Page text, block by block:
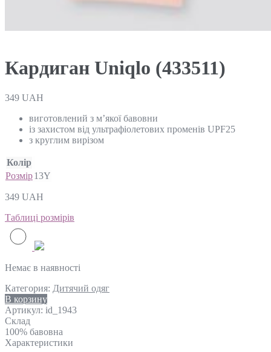
Кардиган Uniqlo (433511)
349 UAH
виготовлений з м’якої бавовни
із захистом від ультрафіолетових променів UPF25
з круглим вирізом
Колір
Розмір13Y
349 UAH
Таблиці розмірів
Немає в наявності
Категория: Дитячий одяг
В корзину
Артикул: id_1943
Склад
100% бавовна
Характеристики